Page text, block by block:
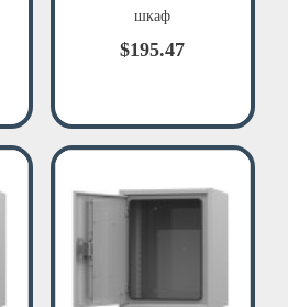
шкаф
$195.47